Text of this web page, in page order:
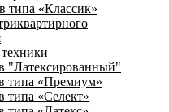
типа «Классик»
"Латексированный"
типа «Премиум»
«Селект»